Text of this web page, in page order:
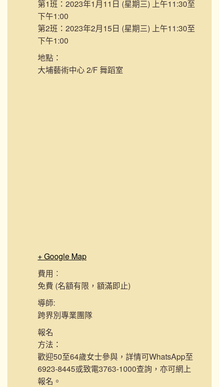
第1班：2023年1月11日 (星期三) 上午11:30至
下午1:00
第2班：2023年2月15日 (星期三) 上午11:30至
下午1:00
地點：
大埔藝術中心 2/F 舞蹈室
+ Google Map
費用︰
免費 (名額有限，額滿即止)
導師:
跨界別專業團隊
報名
方法：
歡迎50至64歲女士參與，詳情可WhatsApp至
6923-8445或致電3763-1000查詢，亦可網上
報名。